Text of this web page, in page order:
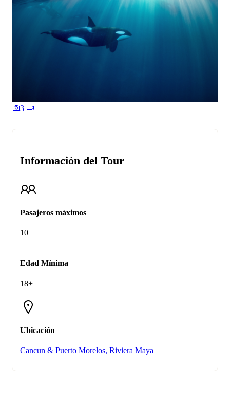
3
Información del Tour
Pasajeros máximos
10
Edad Mínima
18+
Ubicación
Cancun & Puerto Morelos, Riviera Maya